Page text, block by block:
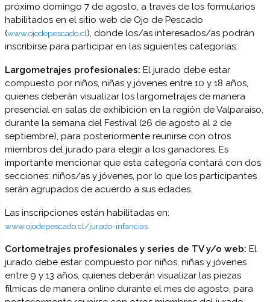
próximo domingo 7 de agosto, a través de los formularios
habilitados en el sitio web de Ojo de Pescado
(www.ojodepescado.cl), donde los/as interesados/as podrán
inscribirse para participar en las siguientes categorías:
Largometrajes profesionales: El jurado debe estar
compuesto por niños, niñas y jóvenes entre 10 y 18 años,
quienes deberán visualizar los largometrajes de manera
presencial en salas de exhibición en la región de Valparaíso,
durante la semana del Festival (26 de agosto al 2 de
septiembre), para posteriormente reunirse con otros
miembros del jurado para elegir a los ganadores. Es
importante mencionar que esta categoría contará con dos
secciones: niños/as y jóvenes, por lo que los participantes
serán agrupados de acuerdo a sus edades.
Las inscripciones están habilitadas en:
www.ojodepescado.cl/jurado-infancias
Cortometrajes profesionales y series de TV y/o web: El
jurado debe estar compuesto por niños, niñas y jóvenes
entre 9 y 13 años, quienes deberán visualizar las piezas
fílmicas de manera online durante el mes de agosto, para